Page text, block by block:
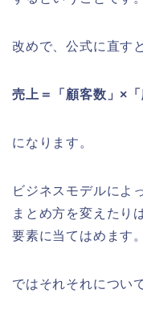
改めで、公式に直す
売上＝「顧客数」×
になります。
ビジネスモデルによ
まとめ方を変えたり
要素に当てはめます。
ではそれそれについ